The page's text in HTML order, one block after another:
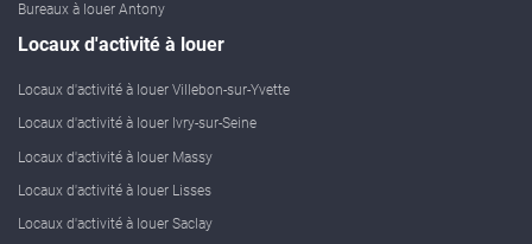
Bureaux à louer Antony
Locaux d'activité à louer
Locaux d'activité à louer Villebon-sur-Yvette
Locaux d'activité à louer Ivry-sur-Seine
Locaux d'activité à louer Massy
Locaux d'activité à louer Lisses
Locaux d'activité à louer Saclay